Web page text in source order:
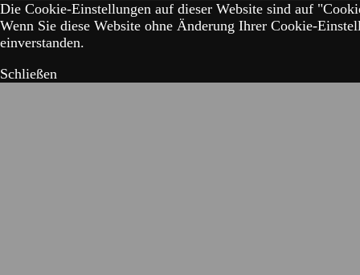
Die Cookie-Einstellungen auf dieser Website sind auf
Wenn Sie diese Website ohne Änderung Ihrer Cookie-
einverstanden.
Schließen